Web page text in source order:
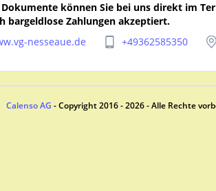
können Sie bei uns direkt im
bargeldlose Zahlungen akzeptiert.
nesseaue.de +49362585350
Calenso AG - Copyright 2016 - 2026 - Alle Rechte